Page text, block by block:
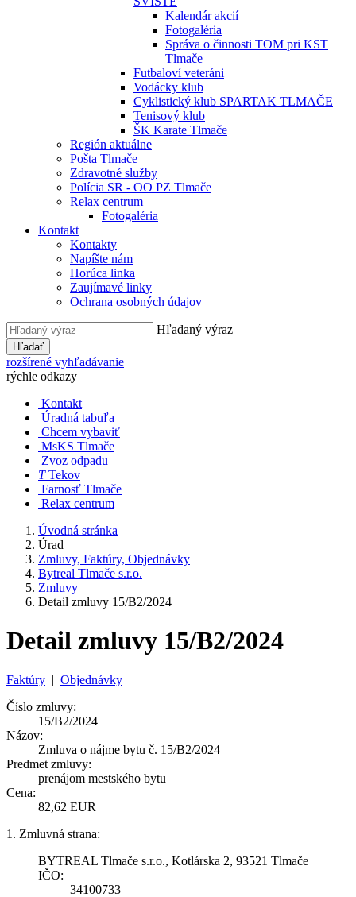
Kalendár akcií
Fotogaléria
Správa o činnosti TOM pri KST
Tlmače
Futbaloví veteráni
Vodácky klub
Cyklistický klub SPARTAK TLMAČE
Tenisový klub
ŠK Karate Tlmače
Región aktuálne
Pošta Tlmače
Zdravotné služby
Polícia SR - OO PZ Tlmače
Relax centrum
Fotogaléria
Kontakt
Kontakty
Napíšte nám
Horúca linka
Zaujímavé linky
Ochrana osobných údajov
Hľadaný výraz
Hľadať
rozšírené vyhľadávanie
rýchle odkazy
Kontakt
Úradná tabuľa
Chcem vybaviť
MsKS Tlmače
Zvoz odpadu
T Tekov
Farnosť Tlmače
Relax centrum
Úvodná stránka
Úrad
Zmluvy, Faktúry, Objednávky
Bytreal Tlmače s.r.o.
Zmluvy
Detail zmluvy 15/B2/2024
Detail zmluvy 15/B2/2024
Faktúry | Objednávky
Číslo zmluvy:
15/B2/2024
Názov:
Zmluva o nájme bytu č. 15/B2/2024
Predmet zmluvy:
prenájom mestského bytu
Cena:
82,62 EUR
1. Zmluvná strana:
BYTREAL Tlmače s.r.o., Kotlárska 2, 93521 Tlmače
IČO:
34100733